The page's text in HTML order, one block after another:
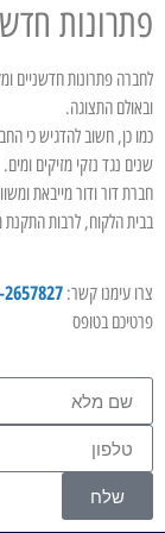
פתרונות
לחברה פתרונות חדשניים
ובאולם התצוגה.
כמו כן, חשוב להדגיש כי
שנים נגד נזקי מזיקים ומים.
חברת דור ודור מייבאת
בבית הלקוח, לרבות
צרו עימנו קשר:
פרטיכם בטופס
שלח